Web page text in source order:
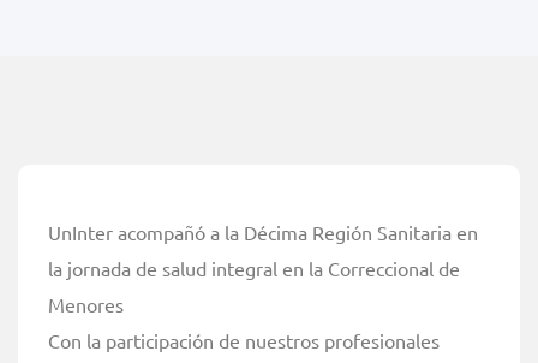
UnInter acompañó a la Décima Región Sanitaria en
la jornada de salud integral en la Correccional de
Menores
Con la participación de nuestros profesionales